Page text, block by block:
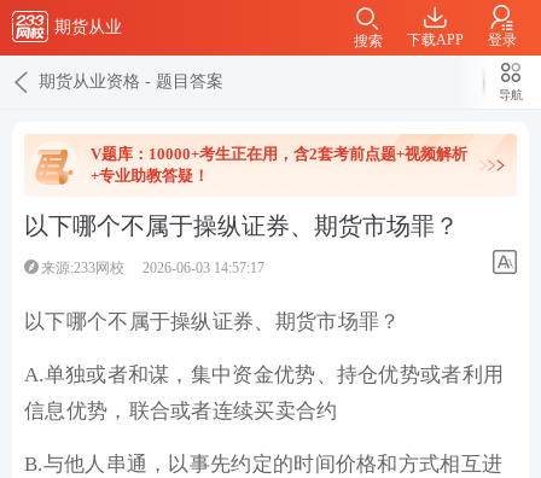
期货从业
下载APP 登录
搜索
期货从业资格 - 题目答案
导航
V题库：10000+考生正在用，含2套考前点题+视频解析
+专业助教答疑！
以下哪个不属于操纵证券、期货市场罪？
来源:233网校 2026-06-03 14:57:17
以下哪个不属于操纵证券、期货市场罪？
A.单独或者和谋，集中资金优势、持仓优势或者利用
信息优势，联合或者连续买卖合约
B.与他人串通，以事先约定的时间价格和方式相互进